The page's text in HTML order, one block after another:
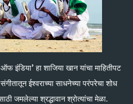
इंडिया’ हा शाजिया खान यांचा माहितीपट
ईश्‍वराच्या साधनेच्या परंपरेचा शोध
जमलेल्या श्रद्धावान श्रोत्यांचा मेळा.